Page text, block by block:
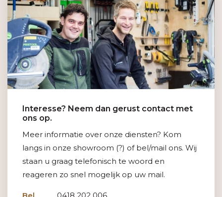
Interesse? Neem dan gerust contact met
ons op.
Meer informatie over onze diensten? Kom
langs in onze showroom (?) of bel/mail ons. Wij
staan u graag telefonisch te woord en
reageren zo snel mogelijk op uw mail.